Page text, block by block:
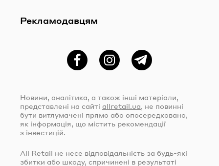
Рекламодавцям
ФейсбукInstagramTelegram
Новини, аналітика, а також інші матеріали,
представлені на сайті allretail.ua, не повинні
бути витлумачені прямо або опосередковано,
як інформація, що містить рекомендації
з інвестицій.
All Retail не несе відповідальність за будь-які
збитки або шкоду, спричинені в результаті